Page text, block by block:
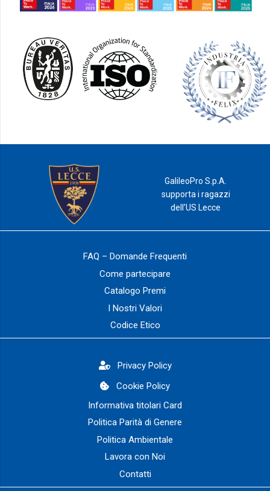
GalileoPro S.p.A.
supporta i ragazzi
dell’US Lecce
FAQ – Domande Frequenti
Come partecipare
Catalogo Premi
I Nostri Valori
Codice Etico
Privacy Policy
Cookie Policy
Informativa titolari Card
Politica Parità di Genere
Politica Ambientale
Lavora con Noi
Contatti